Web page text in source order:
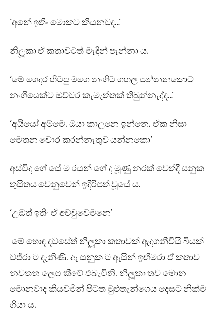
‘අනේ ඉතිං මොකට කියනවද…’
නිලූකා ඒ කතාවටත් මැදින් පැන්නා ය.
‘මේ ගෙදර හිටපු මගෙ නංගිට ගහල පන්නනකොට
නංගියෙක්ට ඔච්චර කැමැත්තක් තිබුන්නැද්ද…’
‘අයියෝ අම්මෙ. ඔයා කාලනෙ ඉන්නෙ. ඒක නිසා
මෙතන චොර කරන්නැතුව යන්නකො’
අස්විද ගේ සේ ම රයන් ගේ ද මූණු නරක් වෙත්දී සනුක
තුසිතය වෙනුවෙන් ඉදිරිපත් වූයේ ය.
‘උඹත් ඉතිං ඒ අච්චුවෙමනෙ’
මේ හොඳ දවසේත් නිලූකා කතාවක් ඇදගනීවීයි බියක්
වජිරා ට දැනිණි. ඈ සනුක ට ඇසින් ඉඟිමරා ඒ කතාව
නවතන ලෙස කීවේ එබැවිනි. නිලූකා තව මොන
මොනවාද කියවමින් පිටත මුළුතැන්ගෙය දෙසට නික්ම
ගියා ය.